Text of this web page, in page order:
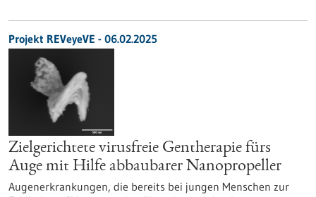
Projekt REVeyeVE - 06.02.2025
Zielgerichtete virusfreie Gentherapie fürs
Auge mit Hilfe abbaubarer Nanopropeller
Augenerkrankungen, die bereits bei jungen Menschen zur